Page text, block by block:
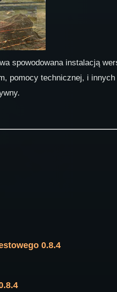
spowodowana instalacją
pomocy technicznej, i innych
0.8.4